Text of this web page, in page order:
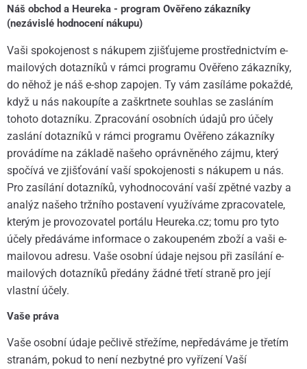
Náš obchod a Heureka - program Ověřeno zákazníky
(nezávislé hodnocení nákupu)
Vaši spokojenost s nákupem zjišťujeme prostřednictvím e-
mailových dotazníků v rámci programu Ověřeno zákazníky,
do něhož je náš e-shop zapojen. Ty vám zasíláme pokaždé,
když u nás nakoupíte a zaškrtnete souhlas se zasláním
tohoto dotazníku. Zpracování osobních údajů pro účely
zaslání dotazníků v rámci programu Ověřeno zákazníky
provádíme na základě našeho oprávněného zájmu, který
spočívá ve zjišťování vaší spokojenosti s nákupem u nás.
Pro zasílání dotazníků, vyhodnocování vaší zpětné vazby a
analýz našeho tržního postavení využíváme zpracovatele,
kterým je provozovatel portálu Heureka.cz; tomu pro tyto
účely předáváme informace o zakoupeném zboží a vaši e-
mailovou adresu. Vaše osobní údaje nejsou při zasílání e-
mailových dotazníků předány žádné třetí straně pro její
vlastní účely.
Vaše práva
Vaše osobní údaje pečlivě střežíme, nepředáváme je třetím
stranám, pokud to není nezbytné pro vyřízení Vaší